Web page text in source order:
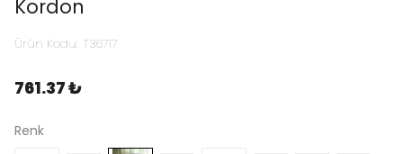
Kordon
Ürün Kodu: T36717
761.37 ₺
Renk